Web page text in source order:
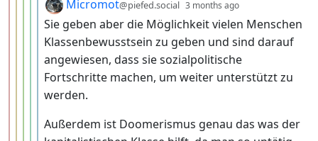
Micromot@piefed.social 3 months ago
Sie geben aber die Möglichkeit vielen Menschen
Klassenbewusstsein zu geben und sind darauf
angewiesen, dass sie sozialpolitische
Fortschritte machen, um weiter unterstützt zu
werden.
Außerdem ist Doomerismus genau das was der